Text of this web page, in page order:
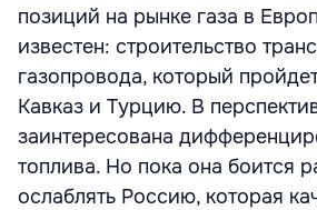
позиций на рынке газа в
известен: строительство
газопровода, который
Кавказ и Турцию. В
заинтересована
топлива. Но пока она боится
ослаблять Россию, которая